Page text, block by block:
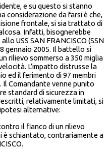
e su questo si stanno
considerazione da farsi è che,
frontale, si sia trattato di
Infatti, bisognerebbe
USS SAN FRANCISCO (SSN
gennaio 2005. Il battello si
rilievo sommerso a 350 miglia
L’impatto distrusse la
ed il ferimento di 97 membri
Il Comandante venne punito
standard di sicurezza in
relativamente limitati, si
alternative:
il fianco di un rilievo
è schiantato, contrariamente a